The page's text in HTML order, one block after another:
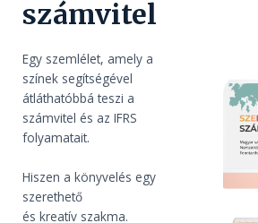
számvitel
Egy szemlélet, amely a
színek segítségével
átláthatóbbá teszi a
számvitel és az IFRS
folyamatait.
Hiszen a könyvelés egy
szerethető
és kreatív szakma.